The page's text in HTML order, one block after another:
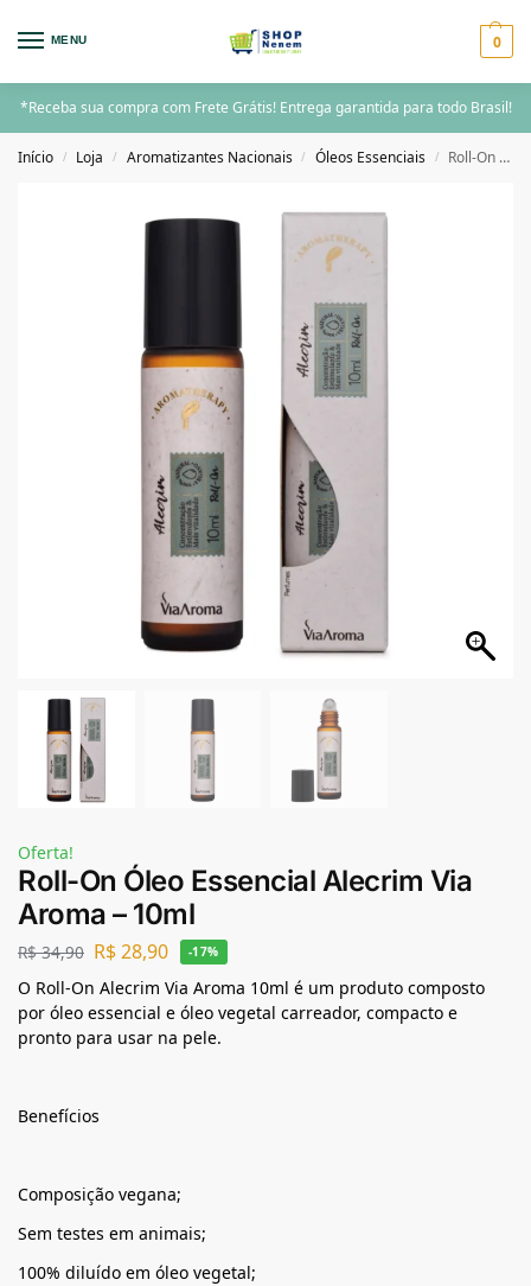
MENU 0
*Receba sua compra com Frete Grátis! Entrega garantida para todo Brasil!
Início / Loja / Aromatizantes Nacionais / Óleos Essenciais / Roll-On Óleo Essencial Alecrim Via Aroma – 10ml
Oferta!
Roll-On Óleo Essencial Alecrim Via
Aroma – 10ml
R$34,90 R$28,90 -17%
O Roll-On Alecrim Via Aroma 10ml é um produto composto
por óleo essencial e óleo vegetal carreador, compacto e
pronto para usar na pele.
Benefícios
Composição vegana;
Sem testes em animais;
100% diluído em óleo vegetal;